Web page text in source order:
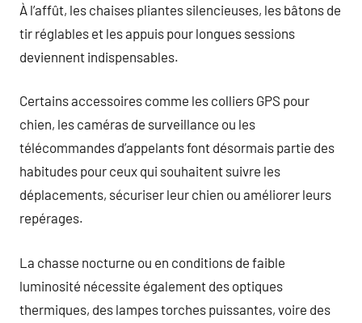
À l’affût, les chaises pliantes silencieuses, les bâtons de
tir réglables et les appuis pour longues sessions
deviennent indispensables.
Certains accessoires comme les colliers GPS pour
chien, les caméras de surveillance ou les
télécommandes d’appelants font désormais partie des
habitudes pour ceux qui souhaitent suivre les
déplacements, sécuriser leur chien ou améliorer leurs
repérages.
La chasse nocturne ou en conditions de faible
luminosité nécessite également des optiques
thermiques, des lampes torches puissantes, voire des